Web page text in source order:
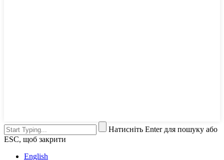
Натисніть Enter для пошуку або
ESC, щоб закрити
English